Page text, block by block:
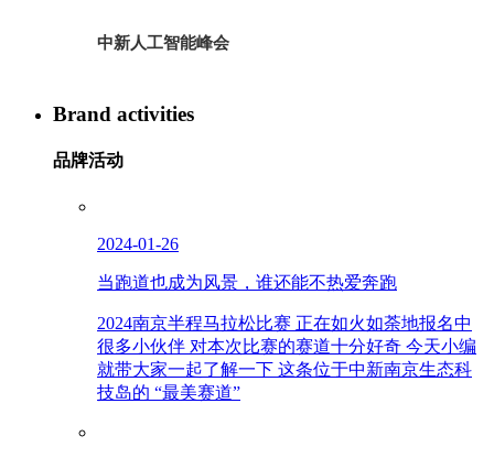
中新人工智能峰会
Brand activities
品牌活动
2024-01-26
当跑道也成为风景，谁还能不热爱奔跑
2024南京半程马拉松比赛 正在如火如荼地报名中
很多小伙伴 对本次比赛的赛道十分好奇 今天小编
就带大家一起了解一下 这条位于中新南京生态科
技岛的 “最美赛道”